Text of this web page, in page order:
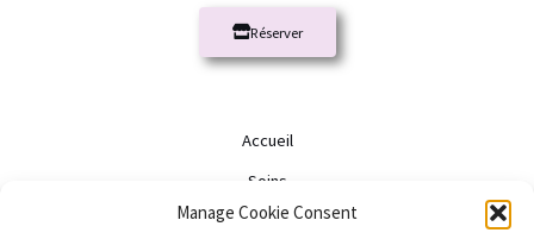
Manage Cookie Consent
Réserver
Accueil
Soins
Accompagnements